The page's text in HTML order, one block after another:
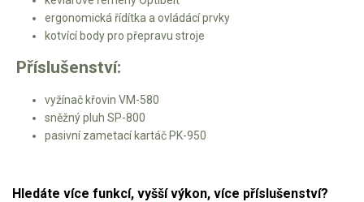
ergonomická řídítka a ovládácí prvky
kotvící body pro přepravu stroje
Příslušenství:
vyžínač křovin VM-580
sněžný pluh SP-800
pasivní zametací kartáč PK-950
Hledáte více funkcí, vyšší výkon, více příslušenství?